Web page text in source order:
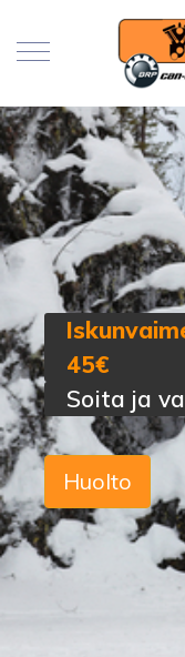
45€
Soita ja
Huolto